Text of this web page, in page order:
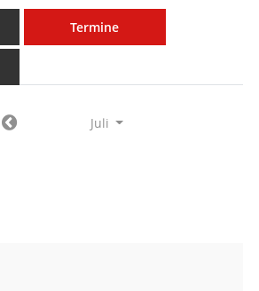
Termine
Juli